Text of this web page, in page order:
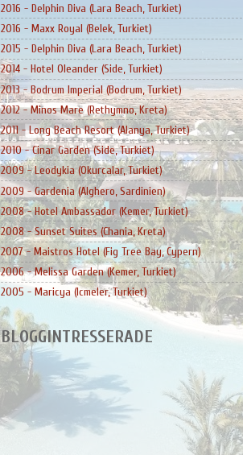
2016 - Delphin Diva (Lara Beach, Turkiet)
2016 - Maxx Royal (Belek, Turkiet)
2015 - Delphin Diva (Lara Beach, Turkiet)
2014 - Hotel Oleander (Side, Turkiet)
2013 - Bodrum Imperial (Bodrum, Turkiet)
2012 - Minos Mare (Rethymno, Kreta)
2011 - Long Beach Resort (Alanya, Turkiet)
2010 - Cinar Garden (Side, Turkiet)
2009 - Leodykia (Okurcalar, Turkiet)
2009 - Gardenia (Alghero, Sardinien)
2008 - Hotel Ambassador (Kemer, Turkiet)
2008 - Sunset Suites (Chania, Kreta)
2007 - Maistros Hotel (Fig Tree Bay, Cypern)
2006 - Melissa Garden (Kemer, Turkiet)
2005 - Maricya (Icmeler, Turkiet)
BLOGGINTRESSERADE